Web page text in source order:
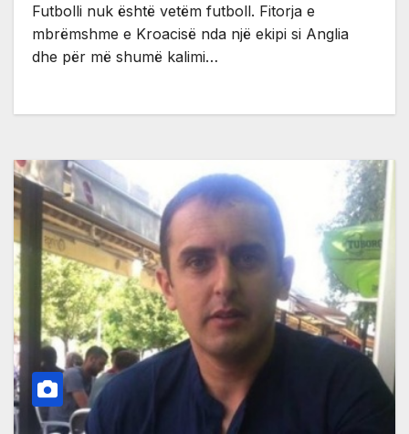
Futbolli nuk është vetëm futboll. Fitorja e
mbrëmshme e Kroacisë nda një ekipi si Anglia
dhe për më shumë kalimi…